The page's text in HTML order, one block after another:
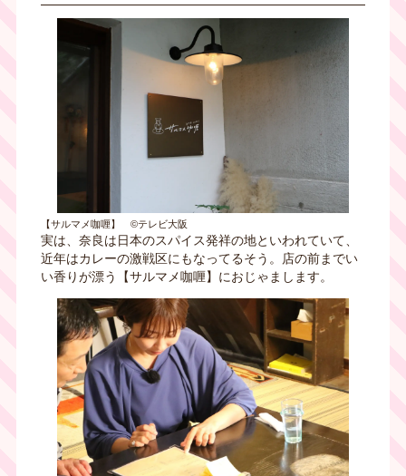
【サルマメ咖喱】 ©テレビ大阪
実は、奈良は日本のスパイス発祥の地といわれていて、
近年はカレーの激戦区にもなってるそう。店の前までい
い香りが漂う【サルマメ咖喱】におじゃまします。